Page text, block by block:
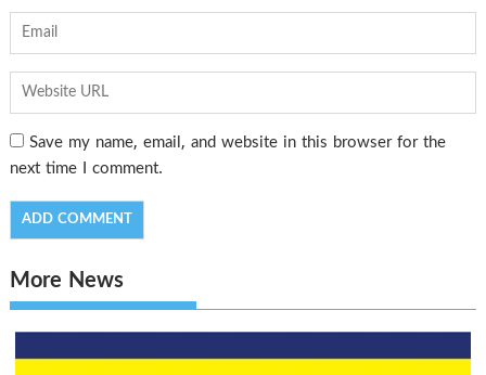
Save my name, email, and website in this browser for the
next time I comment.
More News